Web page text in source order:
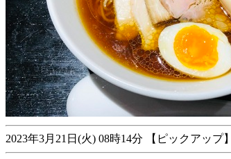
2023年3月21日(火) 08時14分 【ピックアップ】